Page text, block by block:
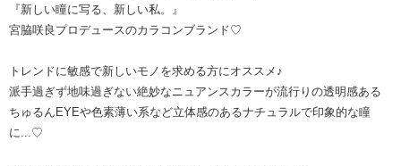
『新しい瞳に写る、新しい私。』
宮脇咲良プロデュースのカラコンブランド♡
トレンドに敏感で新しいモノを求める方にオススメ♪
派手過ぎず地味過ぎない絶妙なニュアンスカラーが流行りの透明感ある
ちゅるんEYEや色素薄い系など立体感のあるナチュラルで印象的な瞳
に...♡